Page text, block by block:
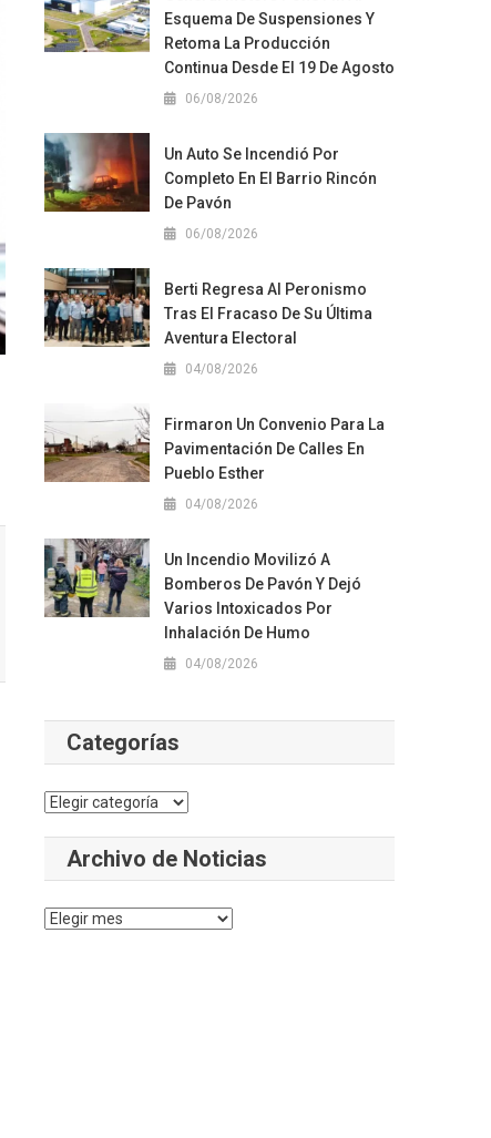
Esquema De Suspensiones Y
Retoma La Producción
Continua Desde El 19 De Agosto
06/08/2026
Un Auto Se Incendió Por
Completo En El Barrio Rincón
De Pavón
06/08/2026
Berti Regresa Al Peronismo
Tras El Fracaso De Su Última
Aventura Electoral
04/08/2026
Firmaron Un Convenio Para La
Pavimentación De Calles En
Pueblo Esther
04/08/2026
Un Incendio Movilizó A
Bomberos De Pavón Y Dejó
Varios Intoxicados Por
Inhalación De Humo
04/08/2026
Categorías
Categorías
Archivo de Noticias
Archivo